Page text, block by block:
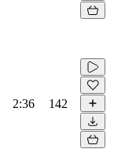
2:36 142